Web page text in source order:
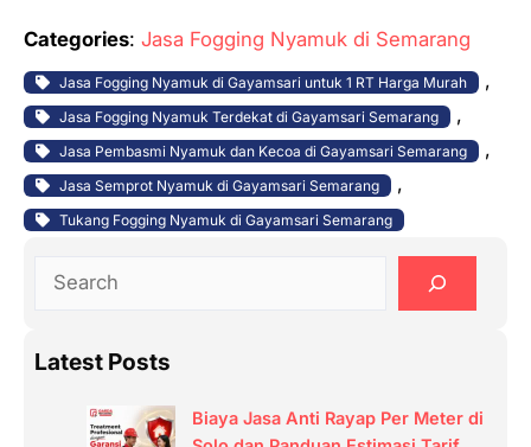
Categories: Jasa Fogging Nyamuk di Semarang
Jasa Fogging Nyamuk di Gayamsari untuk 1 RT Harga Murah ,
Jasa Fogging Nyamuk Terdekat di Gayamsari Semarang ,
Jasa Pembasmi Nyamuk dan Kecoa di Gayamsari Semarang ,
Jasa Semprot Nyamuk di Gayamsari Semarang ,
Tukang Fogging Nyamuk di Gayamsari Semarang
r
Latest Posts
Biaya Jasa Anti Rayap Per Meter di